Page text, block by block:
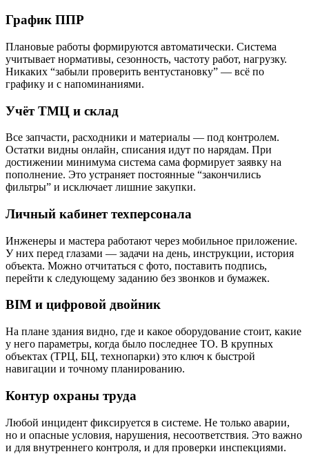
График ППР
Плановые работы формируются автоматически. Система
учитывает нормативы, сезонность, частоту работ, нагрузку.
Никаких “забыли проверить вентустановку” — всё по
графику и с напоминаниями.
Учёт ТМЦ и склад
Все запчасти, расходники и материалы — под контролем.
Остатки видны онлайн, списания идут по нарядам. При
достижении минимума система сама формирует заявку на
пополнение. Это устраняет постоянные “закончились
фильтры” и исключает лишние закупки.
Личный кабинет техперсонала
Инженеры и мастера работают через мобильное приложение.
У них перед глазами — задачи на день, инструкции, история
объекта. Можно отчитаться с фото, поставить подпись,
перейти к следующему заданию без звонков и бумажек.
BIM и цифровой двойник
На плане здания видно, где и какое оборудование стоит, какие
у него параметры, когда было последнее ТО. В крупных
объектах (ТРЦ, БЦ, технопарки) это ключ к быстрой
навигации и точному планированию.
Контур охраны труда
Любой инцидент фиксируется в системе. Не только аварии,
но и опасные условия, нарушения, несоответствия. Это важно
и для внутреннего контроля, и для проверки инспекциями.